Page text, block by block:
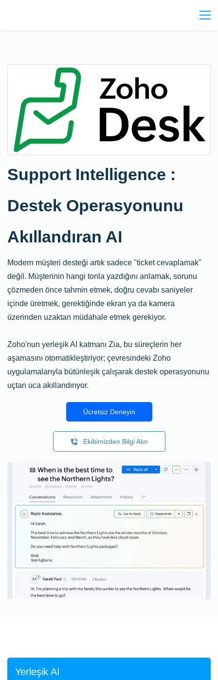
Support Intelligence :
Destek Operasyonunu
Akıllandıran AI
Modern müşteri desteği artık sadece "ticket cevaplamak"
değil. Müşterinin hangi tonla yazdığını anlamak, sorunu
çözmeden önce tahmin etmek, doğru cevabı saniyeler
içinde üretmek, gerektiğinde ekran ya da kamera
üzerinden uzaktan müdahale etmek gerekiyor.
Zoho'nun yerleşik AI katmanı Zia, bu süreçlerin her
aşamasını otomatikleştiriyor; çevresindeki Zoho
uygulamalarıyla bütünleşik çalışarak destek operasyonunu
uçtan uca akıllandırıyor.
Ücretsiz Deneyin
Ekibimizden Bilgi Alın
Yerleşik AI